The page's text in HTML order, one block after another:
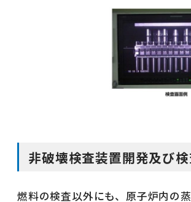
非破壊検査装置開発及び
燃料の検査以外にも、原子炉内の